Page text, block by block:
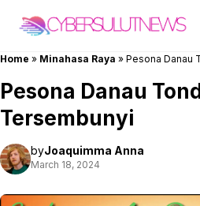
Home » Minahasa Raya » Pesona Danau
Pesona Danau
Tersembunyi
byJoaquimma Anna
March 18, 2024